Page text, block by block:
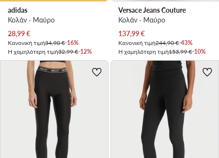
adidas
Κολάν · Μαύρο
Τρέχουσα τιμή
28,99€
Κανονική τιμή34,90 €-16%
Η χαμηλότερη τιμή32,99 €-12%
Versace Jeans Couture
Κολάν · Μαύρο
Τρέχουσα τιμή
137,99€
Κανονική τιμή244,90 €-43%
Η χαμηλότερη τιμή153,99 €-10%